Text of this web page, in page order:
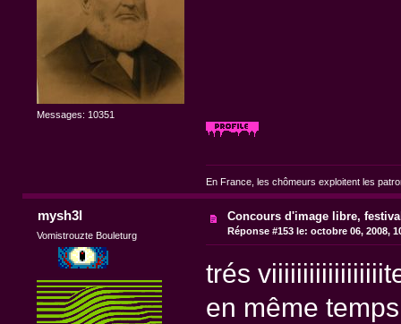
Messages: 10351
En France, les chômeurs exploitent les
mysh3l
Vomistrouzte Bouleturg
Concours d'image libre,
Réponse #153 le: octobre 06, 2008,
trés
en même